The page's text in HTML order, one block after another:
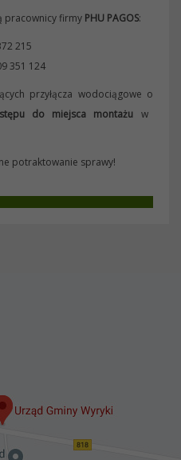
pracownicy firmy PHU PAGOS:
215
351 124
przyłącza wodociągowe o
do miejsca montażu w
potraktowanie sprawy!